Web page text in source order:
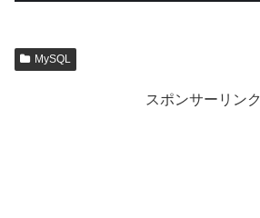
MySQL
スポンサーリンク